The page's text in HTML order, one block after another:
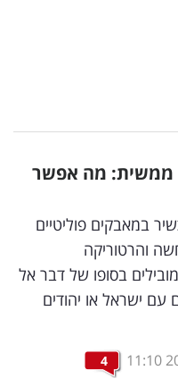
ממשית: מה אפשר
במאבקים פוליטיים
והרטוריקה
בסופו של דבר אל
עם ישראל או יהודים
11:10
4